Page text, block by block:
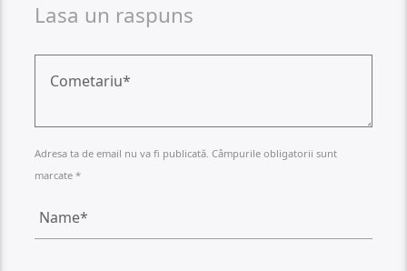
Lasa un raspuns
Adresa ta de email nu va fi publicată. Câmpurile obligatorii sunt
marcate *